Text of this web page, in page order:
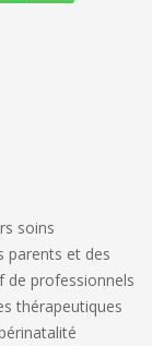
soins
parents et des
de professionnels
thérapeutiques